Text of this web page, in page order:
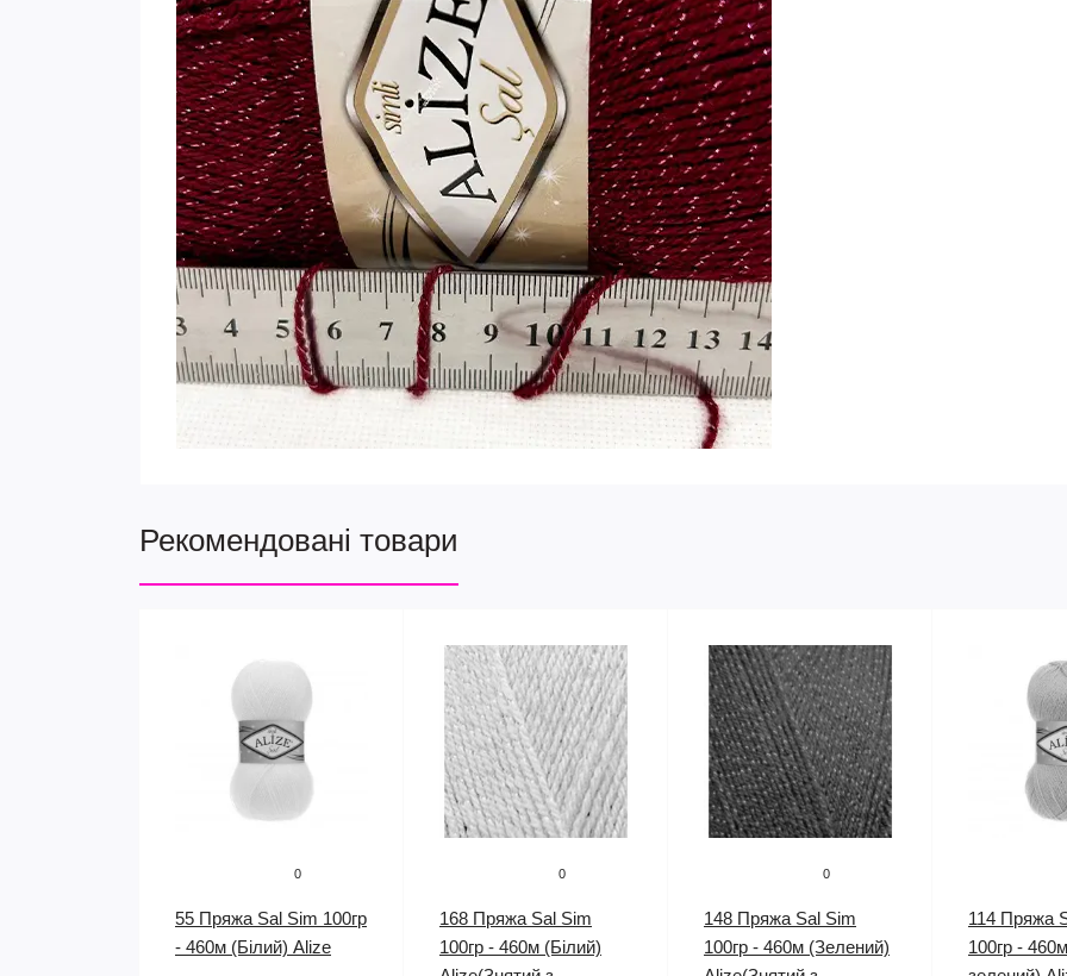
Рекомендовані товари
0
55 Пряжа Sal Sim 100гр
- 460м (Білий) Alize
0
168 Пряжа Sal Sim
100гр - 460м (Білий)
0
148 Пряжа Sal Sim
100гр - 460м (Зелений)
114 Пряжа
100гр -